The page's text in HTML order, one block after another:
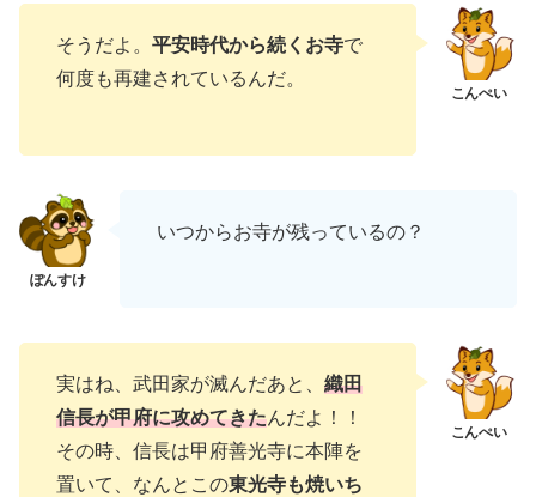
そうだよ。 平安時代から続くお寺で
何度も再建されているんだ。
いつからお寺が残っているの？
実はね、武田家が滅んだあと、 織田
信長が甲府に攻めてきたんだよ！！
その時、信長は甲府善光寺に本陣を
置いて、なんとこの東光寺も焼いち